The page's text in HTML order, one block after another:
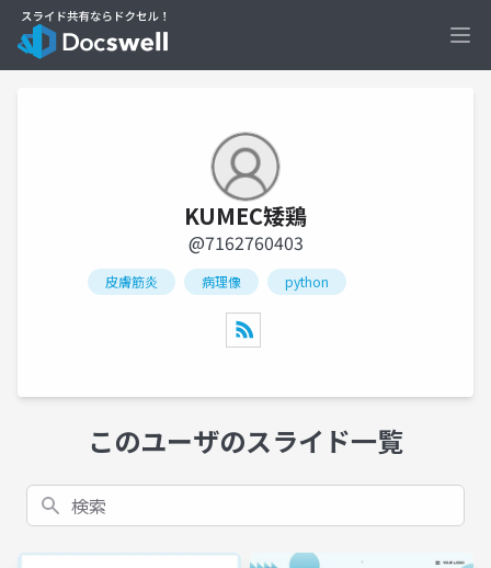
KUMEC矮鶏
@7162760403
皮膚筋炎 病理像 python
このユーザのスライド一覧
検索